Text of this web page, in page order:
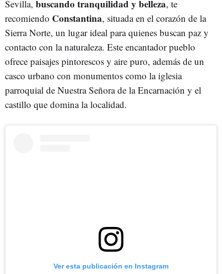
Sevilla, buscando tranquilidad y belleza, te
recomiendo Constantina, situada en el corazón de la
Sierra Norte, un lugar ideal para quienes buscan paz y
contacto con la naturaleza. Este encantador pueblo
ofrece paisajes pintorescos y aire puro, además de un
casco urbano con monumentos como la iglesia
parroquial de Nuestra Señora de la Encarnación y el
castillo que domina la localidad.
Ver esta publicación en Instagram